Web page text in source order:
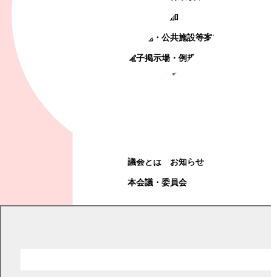
町政への参加
観光地・公共施設等案内
電子掲示場・例規集
議会とは
お知らせ
本会議・委員会